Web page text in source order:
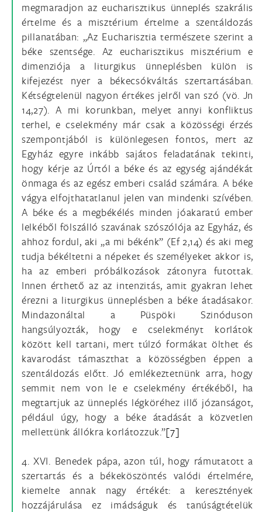
megmaradjon az eucharisztikus ünneplés szakrális
értelme és a misztérium értelme a szentáldozás
pillanatában: „Az Eucharisztia természete szerint a
béke szentsége. Az eucharisztikus misztérium e
dimenziója a liturgikus ünneplésben külön is
kifejezést nyer a békecsókváltás szertartásában.
Kétségtelenül nagyon értékes jelről van szó (vö. Jn
14,27). A mi korunkban, melyet annyi konfliktus
terhel, e cselekmény már csak a közösségi érzés
szempontjából is különlegesen fontos, mert az
Egyház egyre inkább sajátos feladatának tekinti,
hogy kérje az Úrtól a béke és az egység ajándékát
önmaga és az egész emberi család számára. A béke
vágya elfojthatatlanul jelen van mindenki szívében.
A béke és a megbékélés minden jóakaratú ember
lelkéből fölszálló szavának szószólója az Egyház, és
ahhoz fordul, aki „a mi békénk” (Ef 2,14) és aki meg
tudja békéltetni a népeket és személyeket akkor is,
ha az emberi próbálkozások zátonyra futottak.
Innen érthető az az intenzitás, amit gyakran lehet
érezni a liturgikus ünneplésben a béke átadásakor.
Mindazonáltal a Püspöki Szinóduson
hangsúlyozták, hogy e cselekményt korlátok
között kell tartani, mert túlzó formákat ölthet és
kavarodást támaszthat a közösségben éppen a
szentáldozás előtt. Jó emlékeztetnünk arra, hogy
semmit nem von le e cselekmény értékéből, ha
megtartjuk az ünneplés légköréhez illő józanságot,
például úgy, hogy a béke átadását a közvetlen
mellettünk állókra korlátozzuk.”[7]
4. XVI. Benedek pápa, azon túl, hogy rámutatott a
szertartás és a békeköszöntés valódi értelmére,
kiemelte annak nagy értékét: a keresztények
hozzájárulása ez imádságuk és tanúságtételük